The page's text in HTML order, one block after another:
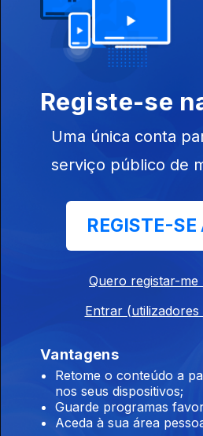
Registe-se
Uma única conta
serviço público de
REGISTE-SE
Quero registar-me
Entrar (utilizadores
Vantagens
Retome o conteúdo a
nos seus dispositivos;
Guarde programas
Aceda à sua área